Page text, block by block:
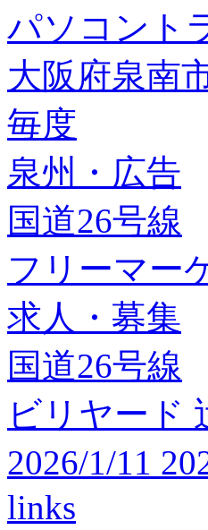
パソコント
大阪府泉南
毎度
泉州・広告
国道26号線
フリーマー
求人・募集
国道26号線
ビリヤード
2026/1/11
links